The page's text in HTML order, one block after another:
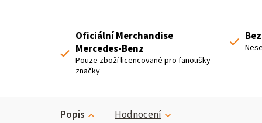
Oficiální Merchandise
Mercedes-Benz
Pouze zboží licencované pro fanoušky
značky
Popis Hodnocení